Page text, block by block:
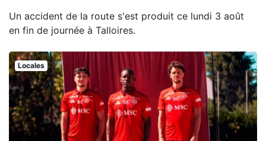
Un accident de la route s'est produit ce lundi 3 août
en fin de journée à Talloires.
Locales